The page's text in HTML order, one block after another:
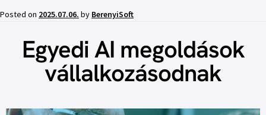
Posted on 2025.07.06. by BerenyiSoft
Egyedi AI megoldások
vállalkozásodnak